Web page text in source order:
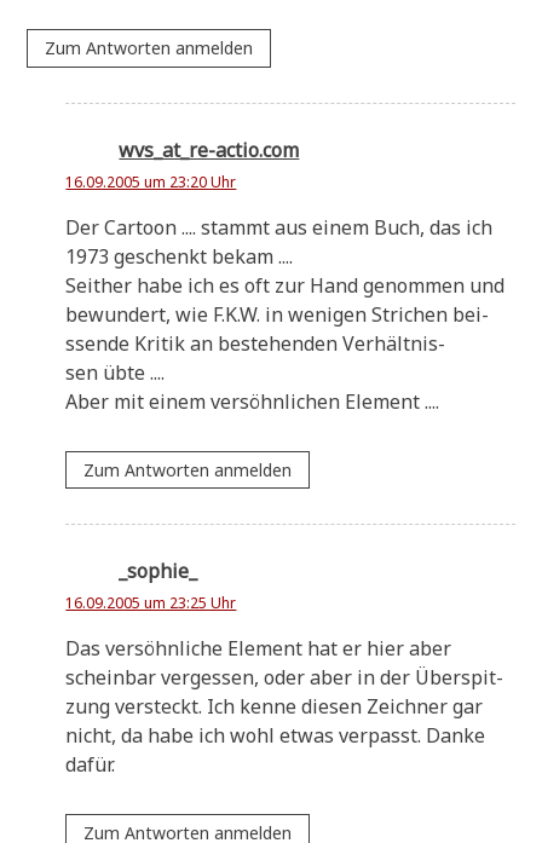
Zum Antworten anmelden
wvs_at_re-actio.com
16.09.2005 um 23:20 Uhr
Der Car­toon .... stammt aus einem Buch, das ich
1973 geschenkt bekam ....
Seit­her habe ich es oft zur Hand genom­men und
bewun­dert, wie F.K.W. in weni­gen Stri­chen bei­
ssen­de Kri­tik an bestehen­den Ver­hält­nis­
sen übte ....
Aber mit einem ver­söhn­li­chen Element ....
Zum Antworten anmelden
_sophie_
16.09.2005 um 23:25 Uhr
Das ver­söhn­li­che Ele­ment hat er hier aber
schein­bar ver­ges­sen, oder aber in der Über­spit­
zung ver­steckt. Ich ken­ne die­sen Zeich­ner gar
nicht, da habe ich wohl etwas ver­passt. Dan­ke
dafür.
Zum Antworten anmelden